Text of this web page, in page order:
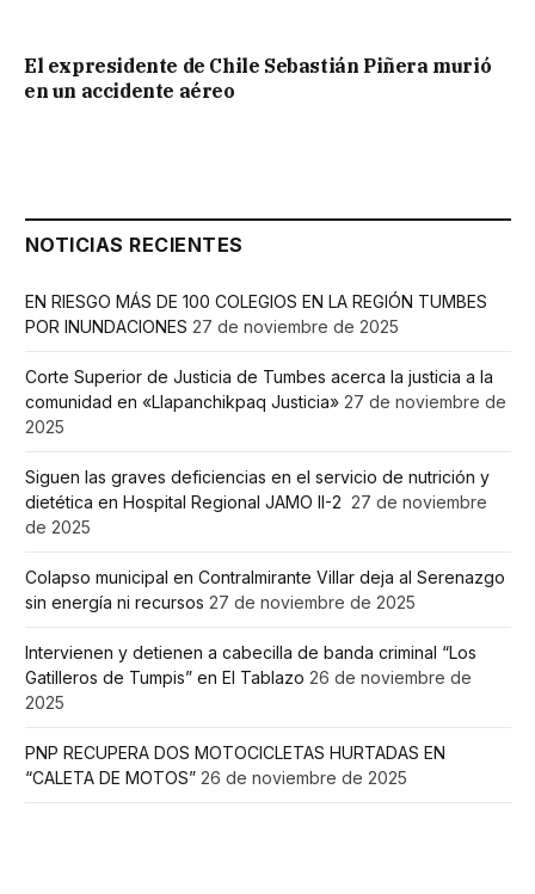
El expresidente de Chile Sebastián Piñera murió
en un accidente aéreo
NOTICIAS RECIENTES
EN RIESGO MÁS DE 100 COLEGIOS EN LA REGIÓN TUMBES
POR INUNDACIONES 27 de noviembre de 2025
Corte Superior de Justicia de Tumbes acerca la justicia a la
comunidad en «Llapanchikpaq Justicia» 27 de noviembre de
2025
Siguen las graves deficiencias en el servicio de nutrición y
dietética en Hospital Regional JAMO II-2 27 de noviembre
de 2025
Colapso municipal en Contralmirante Villar deja al Serenazgo
sin energía ni recursos 27 de noviembre de 2025
Intervienen y detienen a cabecilla de banda criminal “Los
Gatilleros de Tumpis” en El Tablazo 26 de noviembre de
2025
PNP RECUPERA DOS MOTOCICLETAS HURTADAS EN
“CALETA DE MOTOS” 26 de noviembre de 2025